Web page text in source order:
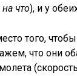
что), и у
того,
что они